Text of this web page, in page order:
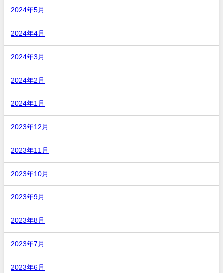
2024年5月
2024年4月
2024年3月
2024年2月
2024年1月
2023年12月
2023年11月
2023年10月
2023年9月
2023年8月
2023年7月
2023年6月